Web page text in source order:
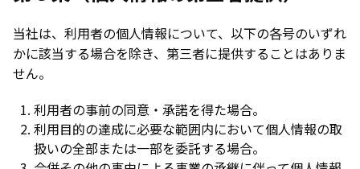
当社は、利用者の個人情報について、以下の各号のいずれ
かに該当する場合を除き、第三者に提供することはありま
せん。
利用者の事前の同意・承諾を得た場合。
利用目的の達成に必要な範囲内において個人情報の取
扱いの全部または一部を委託する場合。